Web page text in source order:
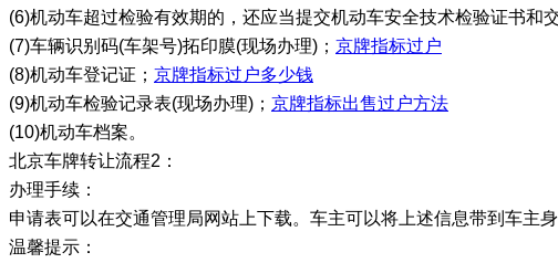
(6)机动车超过检验有效期的，还应当提交机动车安全技术检验证书和
(7)车辆识别码(车架号)拓印膜(现场办理)； 京牌指标过户
(8)机动车登记证； 京牌指标过户多少钱
(9)机动车检验记录表(现场办理)； 京牌指标出售过户方法
(10)机动车档案。
北京车牌转让流程2：
办理手续：
申请表可以在交通管理局网站上下载。车主可以将上述信息带到车主
温馨提示：